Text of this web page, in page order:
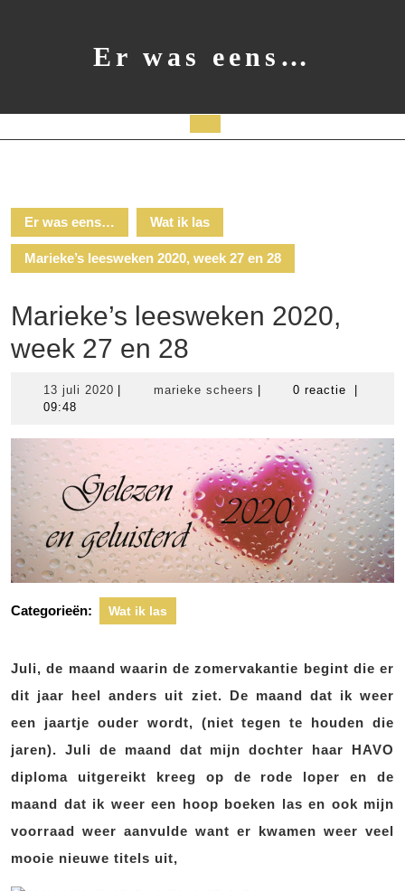
Er was eens…
Er was eens… Wat ik las
Marieke’s leesweken 2020, week 27 en 28
Marieke’s leesweken 2020,
week 27 en 28
13 juli 2020 13
marieke scheers marieke0 reactie
09:48
Categorieën: Wat ik las
Juli, de maand waarin de zomervakantie begint die er
dit jaar heel anders uit ziet. De maand dat ik weer
een jaartje ouder wordt, (niet tegen te houden die
jaren). Juli de maand dat mijn dochter haar HAVO
diploma uitgereikt kreeg op de rode loper en de
maand dat ik weer een hoop boeken las en ook mijn
voorraad weer aanvulde want er kwamen weer veel
mooie nieuwe titels uit,